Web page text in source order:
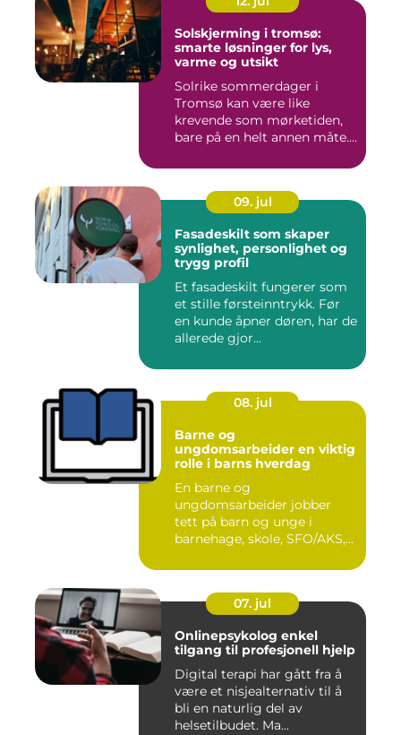
Solskjerming i tromsø:
smarte løsninger for lys,
varme og utsikt
Solrike sommerdager i
Tromsø kan være like
krevende som mørketiden,
bare på en helt annen måte.
09. jul
Fasadeskilt som skaper
synlighet, personlighet og
trygg profil
Et fasadeskilt fungerer som
et stille førsteinntrykk. Før
en kunde åpner døren, har de
allerede gjor...
08. jul
Barne og
ungdomsarbeider en viktig
rolle i barns hverdag
En barne og
ungdomsarbeider jobber
tett på barn og unge i
barnehage, skole, SFO/AKS,
07. jul
Onlinepsykolog enkel
tilgang til profesjonell hjelp
Digital terapi har gått fra å
være et nisjealternativ til å
bli en naturlig del av
helsetilbudet. Ma...